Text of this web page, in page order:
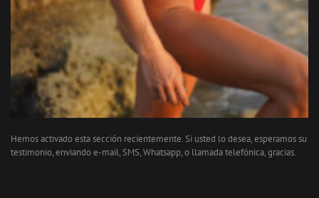
Hemos activado esta sección recientemente. Si usted lo desea, esperamos su
testimonio, enviando e-mail, SMS, Whatsapp, o llamada telefónica, gracias.